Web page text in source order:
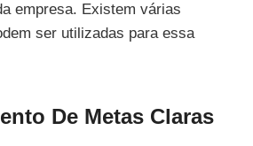
empresa. Existem várias
ser utilizadas para essa
De Metas Claras